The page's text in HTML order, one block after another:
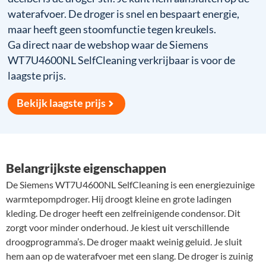
waterafvoer. De droger is snel en bespaart energie,
maar heeft geen stoomfunctie tegen kreukels.
Ga direct naar de webshop waar de Siemens
WT7U4600NL SelfCleaning verkrijbaar is voor de
laagste prijs.
Bekijk laagste prijs
Belangrijkste eigenschappen
De Siemens WT7U4600NL SelfCleaning is een energiezuinige
warmtepompdroger. Hij droogt kleine en grote ladingen
kleding. De droger heeft een zelfreinigende condensor. Dit
zorgt voor minder onderhoud. Je kiest uit verschillende
droogprogramma’s. De droger maakt weinig geluid. Je sluit
hem aan op de waterafvoer met een slang. De droger is zuinig